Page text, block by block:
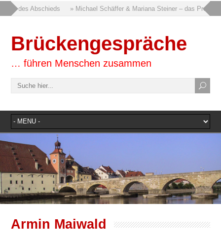
des Abschieds » Michael Schäffer & Mariana Steiner – das Projekt
Brückengespräche
… führen Menschen zusammen
Armin Maiwald